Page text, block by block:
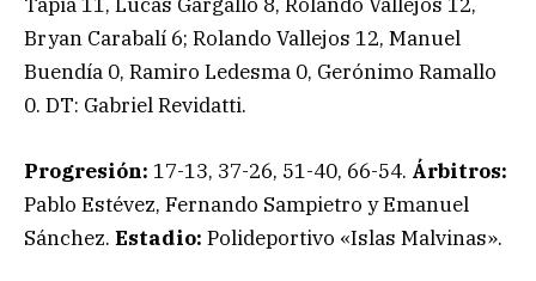
Tapia 11, Lucas Gargallo 8, Rolando Vallejos 12,
Bryan Carabalí 6; Rolando Vallejos 12, Manuel
Buendía 0, Ramiro Ledesma 0, Gerónimo Ramallo
0. DT: Gabriel Revidatti.
Progresión: 17-13, 37-26, 51-40, 66-54. Árbitros:
Pablo Estévez, Fernando Sampietro y Emanuel
Sánchez. Estadio: Polideportivo «Islas Malvinas».